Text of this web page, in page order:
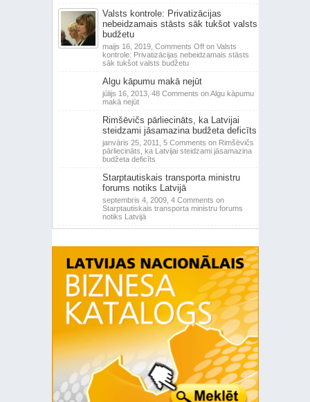
Valsts kontrole: Privatizācijas
nebeidzamais stāsts sāk tukšot valsts
budžetu
maijs 16, 2019, Comments Offon Valsts
kontrole: Privatizācijas nebeidzamais stāsts
sāk tukšot valsts budžetu
Algu kāpumu makā nejūt
jūlijs 16, 2013, 48 Comments on Algu kāpumu
makā nejūt
Rimšēvičs pārliecināts, ka Latvijai
steidzami jāsamazina budžeta deficīts
janvāris 25, 2011, 5 Comments on Rimšēvičs
pārliecināts, ka Latvijai steidzami jāsamazina
budžeta deficīts
Starptautiskais transporta ministru
forums notiks Latvijā
septembris 4, 2009, 4 Comments on
Starptautiskais transporta ministru forums
notiks Latvijā